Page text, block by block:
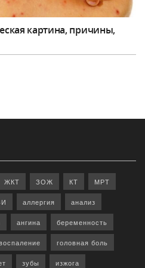
картина, причины,
ЖКТ ЗОЖ КТ МРТ
аллергия анализ
ангина беременность
головная боль
зубы изжога